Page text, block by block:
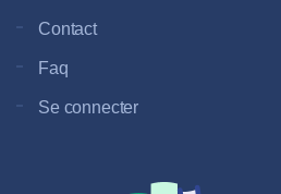
Contact
Faq
Se connecter